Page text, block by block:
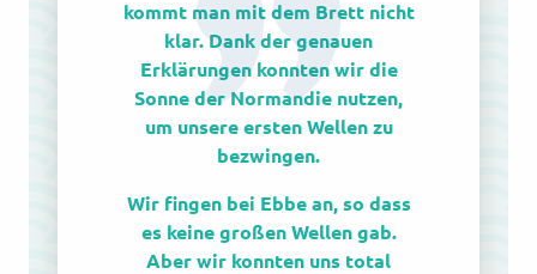
kommt man mit dem Brett nicht
klar. Dank der genauen
Erklärungen konnten wir die
Sonne der Normandie nutzen,
um unsere ersten Wellen zu
bezwingen.
Wir fingen bei Ebbe an, so dass
es keine großen Wellen gab.
Aber wir konnten uns total